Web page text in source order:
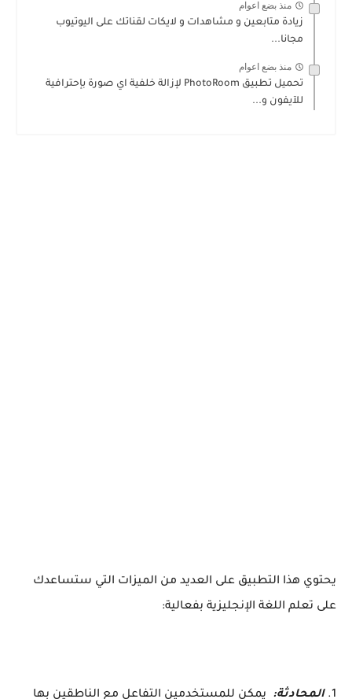
منذ بضع اعوام
زيادة متابعين و مشاهدات و لايكات لقناتك على اليوتيوب
مجانا...
منذ بضع اعوام
تحميل تطبيق PhotoRoom لإزالة خلفية اي صورة بإحترافية
للآيفون و...
يحتوي هذا التطبيق على العديد من الميزات التي ستساعدك
على تعلم اللغة الإنجليزية بفعالية:
1. المحادثة: يمكن للمستخدمين التفاعل مع الناطقين بها